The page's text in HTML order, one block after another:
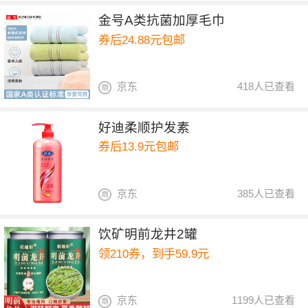
金号A类抗菌加厚毛巾
券后24.88元包邮
418人已查看
京东
好迪柔顺护发素
券后13.9元包邮
385人已查看
京东
饮矿明前龙井2罐
领210券，到手59.9元
1199人已查看
京东